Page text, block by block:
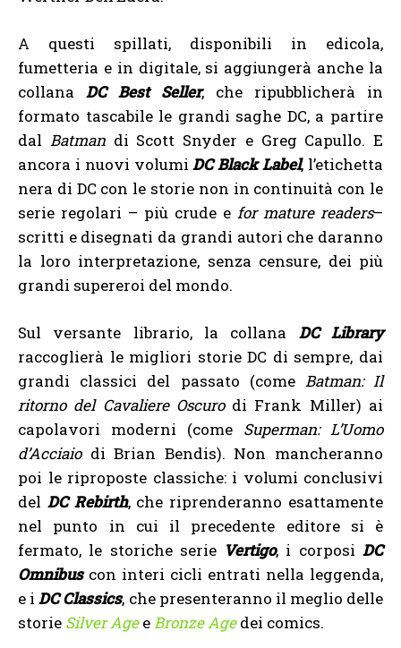
A questi spillati, disponibili in edicola,
fumetteria e in digitale, si aggiungerà anche la
collana DC Best Seller, che ripubblicherà in
formato tascabile le grandi saghe DC, a partire
dal Batmandi Scott Snyder e Greg Capullo. E
ancora i nuovi volumiDC Black Label, l’etichetta
nera di DC con le storie non in continuità con le
serie regolari – più crude e for mature readers–
scritti e disegnati da grandi autori che daranno
la loro interpretazione, senza censure, dei più
grandi supereroi del mondo.
Sul versante librario, la collana DC Library
raccoglierà le migliori storie DC di sempre, dai
grandi classici del passato (come Batman: Il
ritorno del Cavaliere Oscurodi Frank Miller) ai
capolavori moderni (come Superman: L’Uomo
d’Acciaiodi Brian Bendis). Non mancheranno
poi le riproposte classiche: i volumi conclusivi
del DC Rebirth, che riprenderanno esattamente
nel punto in cui il precedente editore si è
fermato, le storiche serie Vertigo, i corposiDC
Omnibuscon interi cicli entrati nella leggenda,
e iDC Classics, che presenteranno il meglio delle
storie Silver AgeeBronze Agedei comics.